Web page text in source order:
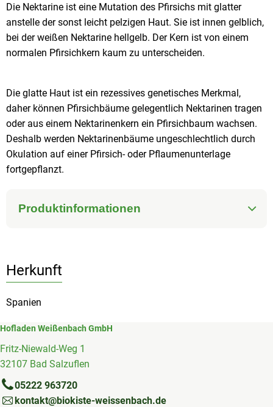
Die Nektarine ist eine Mutation des Pfirsichs mit glatter
anstelle der sonst leicht pelzigen Haut. Sie ist innen gelblich,
bei der weißen Nektarine hellgelb. Der Kern ist von einem
normalen Pfirsichkern kaum zu unterscheiden.
Die glatte Haut ist ein rezessives genetisches Merkmal,
daher können Pfirsichbäume gelegentlich Nektarinen tragen
oder aus einem Nektarinenkern ein Pfirsichbaum wachsen.
Deshalb werden Nektarinenbäume ungeschlechtlich durch
Okulation auf einer Pfirsich- oder Pflaumenunterlage
fortgepflanzt.
Produktinformationen
Herkunft
Spanien
Hofladen Weißenbach GmbH
Fritz-Niewald-Weg 1
32107 Bad Salzuflen
05222 963720
kontakt@biokiste-weissenbach.de